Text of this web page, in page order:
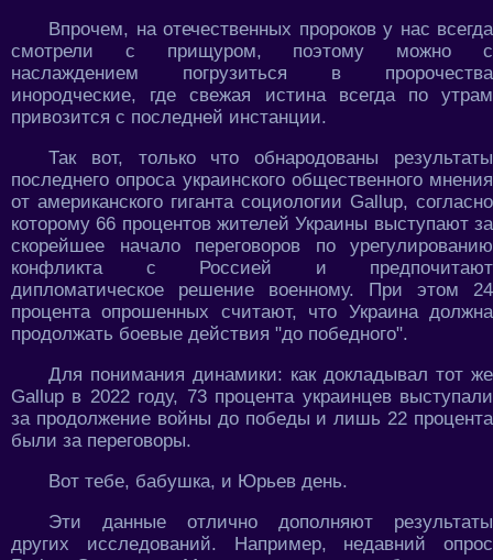
Впрочем, на отечественных пророков у нас всегда
смотрели с прищуром, поэтому можно с
наслаждением погрузиться в пророчества
инородческие, где свежая истина всегда по утрам
привозится с последней инстанции.
Так вот, только что обнародованы результаты
последнего опроса украинского общественного мнения
от американского гиганта социологии Gallup, согласно
которому 66 процентов жителей Украины выступают за
скорейшее начало переговоров по урегулированию
конфликта с Россией и предпочитают
дипломатическое решение военному. При этом 24
процента опрошенных считают, что Украина должна
продолжать боевые действия "до победного".
Для понимания динамики: как докладывал тот же
Gallup в 2022 году, 73 процента украинцев выступали
за продолжение войны до победы и лишь 22 процента
были за переговоры.
Вот тебе, бабушка, и Юрьев день.
Эти данные отлично дополняют результаты
других исследований. Например, недавний опрос